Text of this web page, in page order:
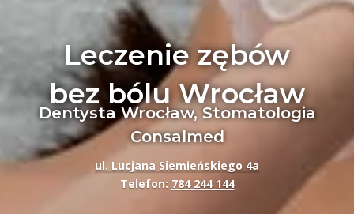
Leczenie zębów
bez bólu Wrocław
Dentysta Wrocław, Stomatologia
Consalmed
ul. Lucjana Siemieńskiego 4a
Telefon: 784 244 144